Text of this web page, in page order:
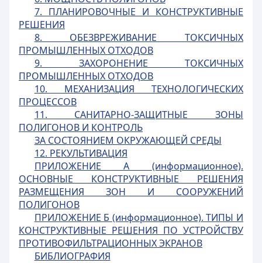
7. ПЛАНИРОВОЧНЫЕ И КОНСТРУКТИВНЫЕ
РЕШЕНИЯ
8. ОБЕЗВРЕЖИВАНИЕ ТОКСИЧНЫХ
ПРОМЫШЛЕННЫХ ОТХОДОВ
9. ЗАХОРОНЕНИЕ ТОКСИЧНЫХ
ПРОМЫШЛЕННЫХ ОТХОДОВ
10. МЕХАНИЗАЦИЯ ТЕХНОЛОГИЧЕСКИХ
ПРОЦЕССОВ
11. САНИТАРНО-ЗАЩИТНЫЕ ЗОНЫ
ПОЛИГОНОВ И КОНТРОЛЬ
ЗА СОСТОЯНИЕМ ОКРУЖАЮЩЕЙ СРЕДЫ
12. РЕКУЛЬТИВАЦИЯ
ПРИЛОЖЕНИЕ А (информационное).
ОСНОВНЫЕ КОНСТРУКТИВНЫЕ РЕШЕНИЯ
РАЗМЕЩЕНИЯ ЗОН И СООРУЖЕНИЙ
ПОЛИГОНОВ
ПРИЛОЖЕНИЕ Б (информационное). ТИПЫ И
КОНСТРУКТИВНЫЕ РЕШЕНИЯ ПО УСТРОЙСТВУ
ПРОТИВОФИЛЬТРАЦИОННЫХ ЭКРАНОВ
БИБЛИОГРАФИЯ